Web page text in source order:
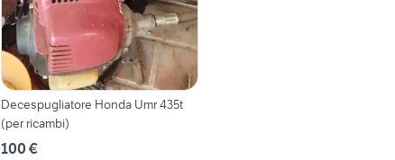
Decespugliatore Honda Umr 435t
(per ricambi)
100 €